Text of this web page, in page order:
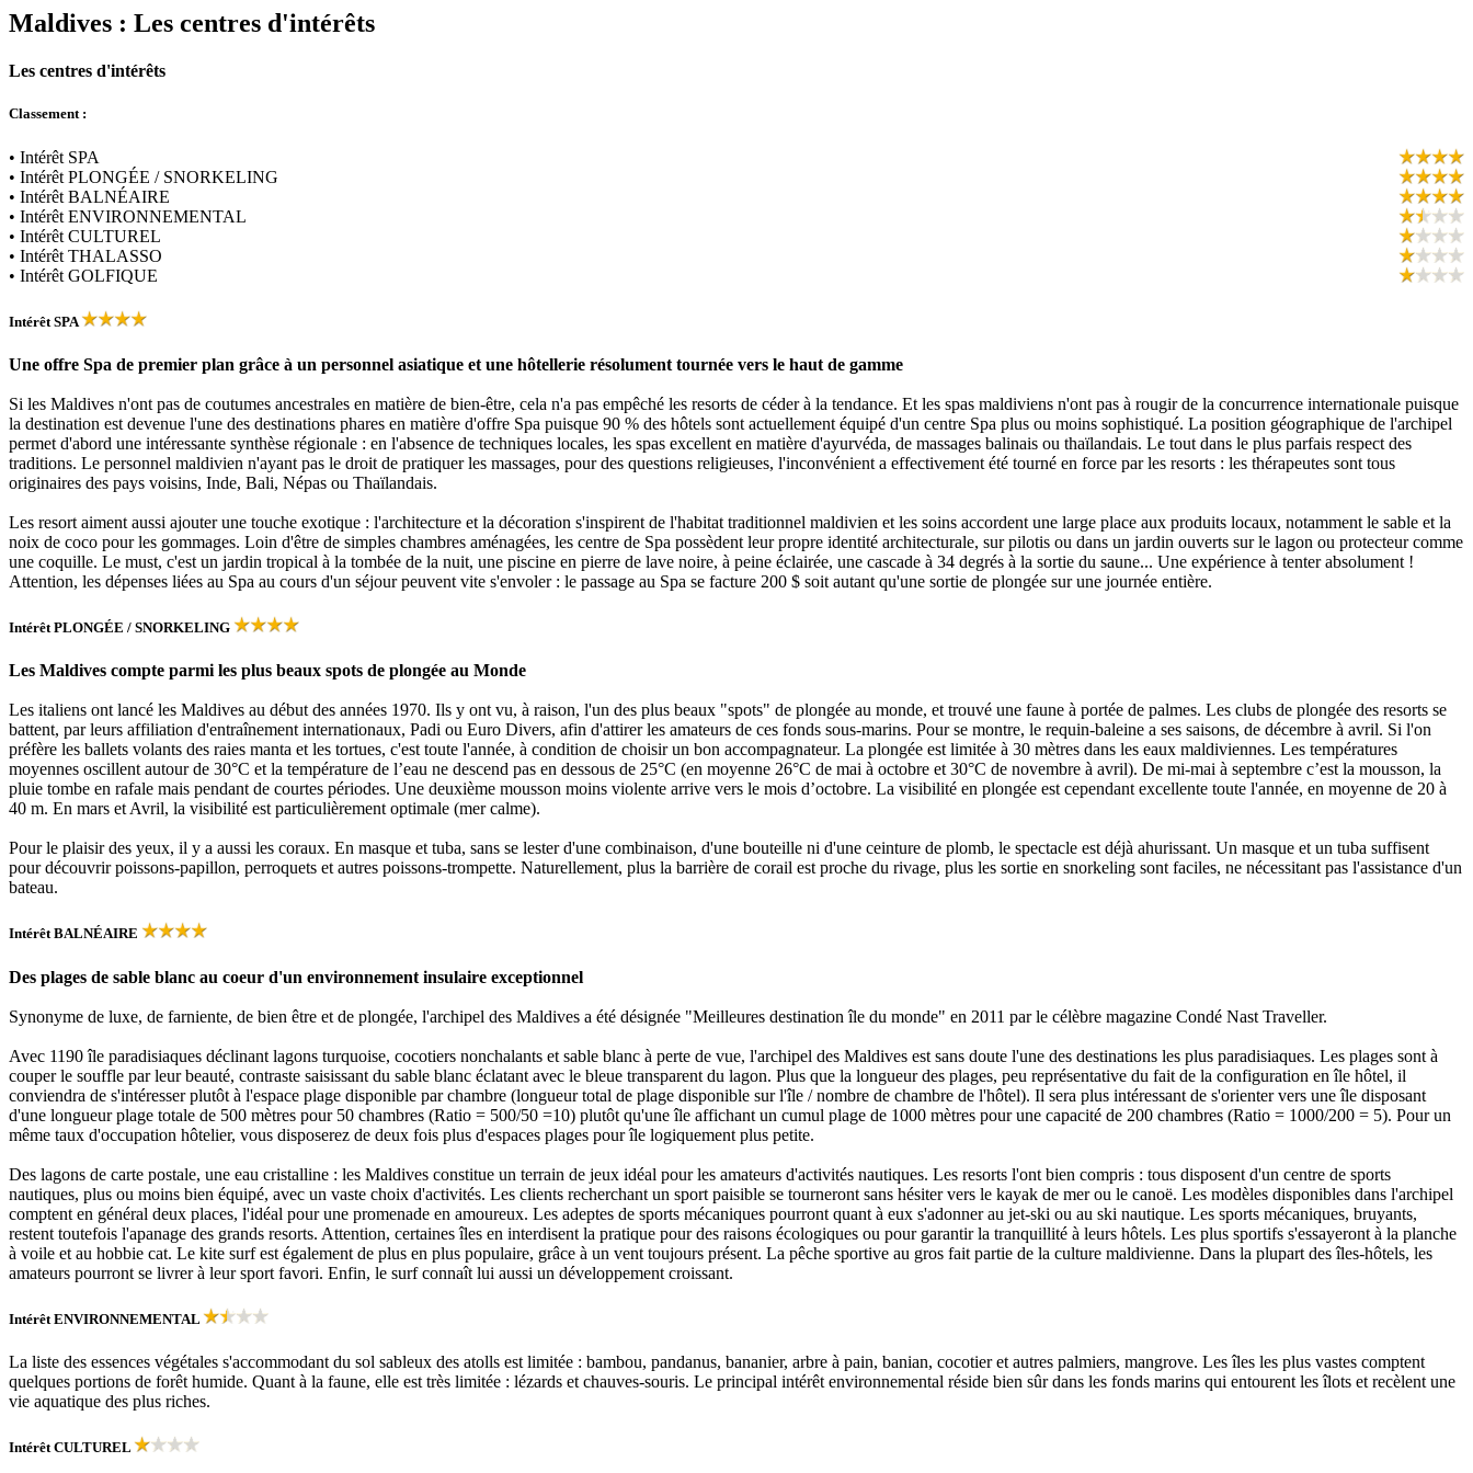
Maldives : Les centres d'intérêts
Les centres d'intérêts
Classement :
• Intérêt SPA
• Intérêt PLONGÉE / SNORKELING
• Intérêt BALNÉAIRE
• Intérêt ENVIRONNEMENTAL
• Intérêt CULTUREL
• Intérêt THALASSO
• Intérêt GOLFIQUE
Intérêt SPA
Une offre Spa de premier plan grâce à un personnel asiatique et une hôtellerie résolument tournée vers le haut de gamme
Si les Maldives n'ont pas de coutumes ancestrales en matière de bien-être, cela n'a pas empêché les resorts de céder à la tendance. Et les spas maldiviens n'ont pas à rougir de la concurrence internationale puisque
la destination est devenue l'une des destinations phares en matière d'offre Spa puisque 90 % des hôtels sont actuellement équipé d'un centre Spa plus ou moins sophistiqué. La position géographique de l'archipel
permet d'abord une intéressante synthèse régionale : en l'absence de techniques locales, les spas excellent en matière d'ayurvéda, de massages balinais ou thaïlandais. Le tout dans le plus parfais respect des
traditions. Le personnel maldivien n'ayant pas le droit de pratiquer les massages, pour des questions religieuses, l'inconvénient a effectivement été tourné en force par les resorts : les thérapeutes sont tous
originaires des pays voisins, Inde, Bali, Népas ou Thaïlandais.
Les resort aiment aussi ajouter une touche exotique : l'architecture et la décoration s'inspirent de l'habitat traditionnel maldivien et les soins accordent une large place aux produits locaux, notamment le sable et la
noix de coco pour les gommages. Loin d'être de simples chambres aménagées, les centre de Spa possèdent leur propre identité architecturale, sur pilotis ou dans un jardin ouverts sur le lagon ou protecteur comme
une coquille. Le must, c'est un jardin tropical à la tombée de la nuit, une piscine en pierre de lave noire, à peine éclairée, une cascade à 34 degrés à la sortie du saune... Une expérience à tenter absolument !
Attention, les dépenses liées au Spa au cours d'un séjour peuvent vite s'envoler : le passage au Spa se facture 200 $ soit autant qu'une sortie de plongée sur une journée entière.
IntérêtPLONGÉE / SNORKELING
Les Maldives compte parmi les plus beaux spots de plongée au Monde
Les italiens ont lancé les Maldives au début des années 1970. Ils y ont vu, à raison, l'un des plus beaux "spots" de plongée au monde, et trouvé une faune à portée de palmes. Les clubs de plongée des resorts se
battent, par leurs affiliation d'entraînement internationaux, Padi ou Euro Divers, afin d'attirer les amateurs de ces fonds sous-marins. Pour se montre, le requin-baleine a ses saisons, de décembre à avril. Si l'on
préfère les ballets volants des raies manta et les tortues, c'est toute l'année, à condition de choisir un bon accompagnateur. La plongée est limitée à 30 mètres dans les eaux maldiviennes. Les températures
moyennes oscillent autour de 30°C et la température de l’eau ne descend pas en dessous de 25°C (en moyenne 26°C de mai à octobre et 30°C de novembre à avril). De mi-mai à septembre c’est la mousson, la
pluie tombe en rafale mais pendant de courtes périodes. Une deuxième mousson moins violente arrive vers le mois d’octobre. La visibilité en plongée est cependant excellente toute l'année, en moyenne de 20 à
40 m. En mars et Avril, la visibilité est particulièrement optimale (mer calme).
Pour le plaisir des yeux, il y a aussi les coraux. En masque et tuba, sans se lester d'une combinaison, d'une bouteille ni d'une ceinture de plomb, le spectacle est déjà ahurissant. Un masque et un tuba suffisent
pour découvrir poissons-papillon, perroquets et autres poissons-trompette. Naturellement, plus la barrière de corail est proche du rivage, plus les sortie en snorkeling sont faciles, ne nécessitant pas l'assistance d'un
bateau.
IntérêtBALNÉAIRE
Des plages de sable blanc au coeur d'un environnement insulaire exceptionnel
Synonyme de luxe, de farniente, de bien être et de plongée, l'archipel des Maldives a été désignée "Meilleures destination île du monde" en 2011 par le célèbre magazine Condé Nast Traveller.
Avec 1190 île paradisiaques déclinant lagons turquoise, cocotiers nonchalants et sable blanc à perte de vue, l'archipel des Maldives est sans doute l'une des destinations les plus paradisiaques. Les plages sont à
couper le souffle par leur beauté, contraste saisissant du sable blanc éclatant avec le bleue transparent du lagon. Plus que la longueur des plages, peu représentative du fait de la configuration en île hôtel, il
conviendra de s'intéresser plutôt à l'espace plage disponible par chambre (longueur total de plage disponible sur l'île / nombre de chambre de l'hôtel). Il sera plus intéressant de s'orienter vers une île disposant
d'une longueur plage totale de 500 mètres pour 50 chambres (Ratio = 500/50 =10) plutôt qu'une île affichant un cumul plage de 1000 mètres pour une capacité de 200 chambres (Ratio = 1000/200 = 5). Pour un
même taux d'occupation hôtelier, vous disposerez de deux fois plus d'espaces plages pour île logiquement plus petite.
Des lagons de carte postale, une eau cristalline : les Maldives constitue un terrain de jeux idéal pour les amateurs d'activités nautiques. Les resorts l'ont bien compris : tous disposent d'un centre de sports
nautiques, plus ou moins bien équipé, avec un vaste choix d'activités. Les clients recherchant un sport paisible se tourneront sans hésiter vers le kayak de mer ou le canoë. Les modèles disponibles dans l'archipel
comptent en général deux places, l'idéal pour une promenade en amoureux. Les adeptes de sports mécaniques pourront quant à eux s'adonner au jet-ski ou au ski nautique. Les sports mécaniques, bruyants,
restent toutefois l'apanage des grands resorts. Attention, certaines îles en interdisent la pratique pour des raisons écologiques ou pour garantir la tranquillité à leurs hôtels. Les plus sportifs s'essayeront à la planche
à voile et au hobbie cat. Le kite surf est également de plus en plus populaire, grâce à un vent toujours présent. La pêche sportive au gros fait partie de la culture maldivienne. Dans la plupart des îles-hôtels, les
amateurs pourront se livrer à leur sport favori. Enfin, le surf connaît lui aussi un développement croissant.
Intérêt ENVIRONNEMENTAL
La liste des essences végétales s'accommodant du sol sableux des atolls est limitée : bambou, pandanus, bananier, arbre à pain, banian, cocotier et autres palmiers, mangrove. Les îles les plus vastes comptent
quelques portions de forêt humide. Quant à la faune, elle est très limitée : lézards et chauves-souris. Le principal intérêt environnemental réside bien sûr dans les fonds marins qui entourent les îlots et recèlent une
vie aquatique des plus riches.
IntérêtCULTUREL